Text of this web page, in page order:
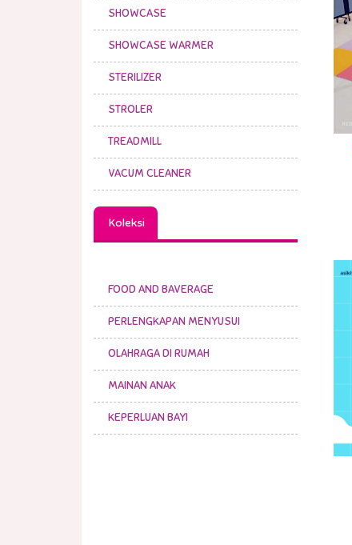
SHOWCASE
SHOWCASE WARMER
STERILIZER
STROLER
TREADMILL
VACUM CLEANER
Koleksi
FOOD AND BAVERAGE
PERLENGKAPAN MENYUSUI
OLAHRAGA DI RUMAH
MAINAN ANAK
KEPERLUAN BAYI